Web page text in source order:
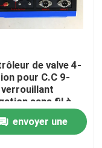
de valve 4-
pour C.C 9-
sans fil à
des
2km
envoyer une